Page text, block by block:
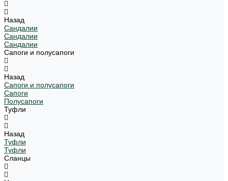
Назад
Сандалии
Сандалии
Сандалии
Сапоги и полусапоги
Назад
Сапоги и полусапоги
Сапоги
Полусапоги
Туфли
Назад
Туфли
Туфли
Сланцы